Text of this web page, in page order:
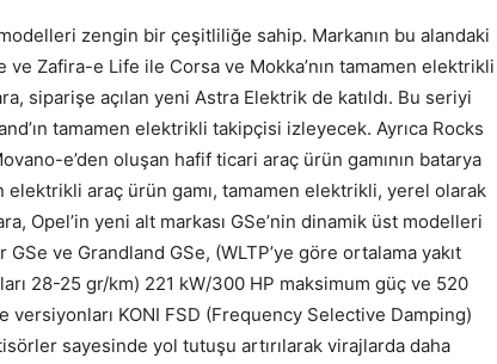
zengin bir çeşitliliğe sahip. Markanın bu alandaki
Zafira-e Life ile Corsa ve Mokka’nın tamamen elektrikli
siparişe açılan yeni Astra Elektrik de katıldı. Bu seriyi
tamamen elektrikli takipçisi izleyecek. Ayrıca Rocks
e’den oluşan hafif ticari araç ürün gamının batarya
elektrikli araç ürün gamı, tamamen elektrikli, yerel olarak
Opel’in yeni alt markası GSe’nin dinamik üst modelleri
ve Grandland GSe, (WLTP’ye göre ortalama yakıt
28-25 gr/km) 221 kW/300 HP maksimum güç ve 520
versiyonları KONI FSD (Frequency Selective Damping)
sayesinde yol tutuşu artırılarak virajlarda daha